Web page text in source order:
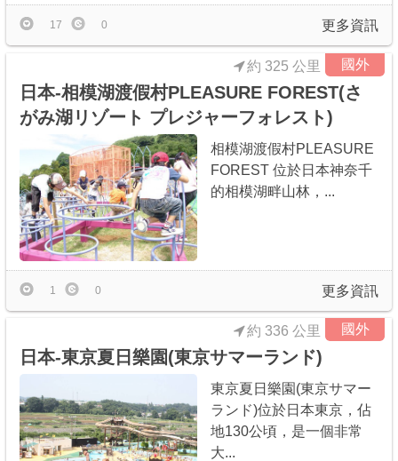
更多資訊
17 0
國外
日本-相模湖渡假村PLEASURE FOREST(さ
がみ湖リゾート プレジャーフォレスト)
約 325 公里
相模湖渡假村PLEASURE
FOREST 位於日本神奈千
的相模湖畔山林，...
更多資訊
1 0
國外
日本-東京夏日樂園(東京サマーランド)
約 336 公里
東京夏日樂園(東京サマー
ランド)位於日本東京，佔
地130公頃，是一個非常
大...